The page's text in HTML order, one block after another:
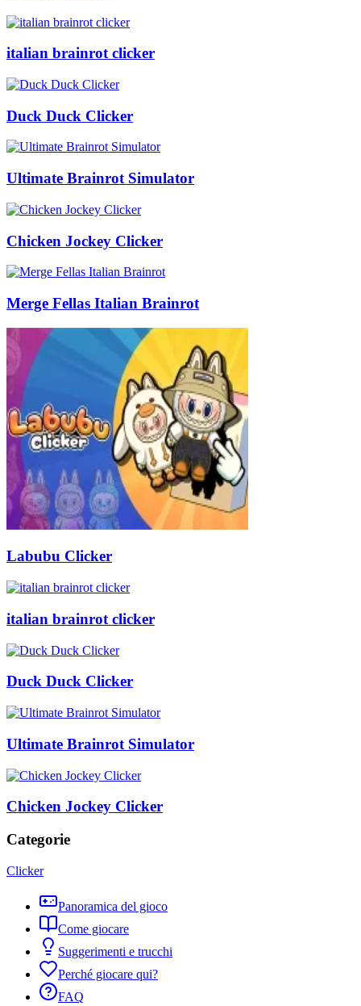
italian brainrot clicker
Duck Duck Clicker
Ultimate Brainrot Simulator
Chicken Jockey Clicker
Merge Fellas Italian Brainrot
Labubu Clicker
italian brainrot clicker
Duck Duck Clicker
Ultimate Brainrot Simulator
Chicken Jockey Clicker
Categorie
Clicker
Panoramica del gioco
Come giocare
Suggerimenti e trucchi
Perché giocare qui?
FAQ